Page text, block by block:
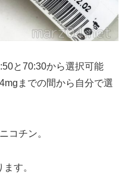
と70:30から選択可能
までの間から自分で選
コチン。
す。